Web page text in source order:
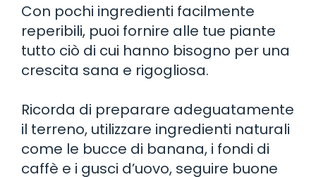
Con pochi ingredienti facilmente
reperibili, puoi fornire alle tue piante
tutto ciò di cui hanno bisogno per una
crescita sana e rigogliosa.
Ricorda di preparare adeguatamente
il terreno, utilizzare ingredienti naturali
come le bucce di banana, i fondi di
caffè e i gusci d’uovo, seguire buone